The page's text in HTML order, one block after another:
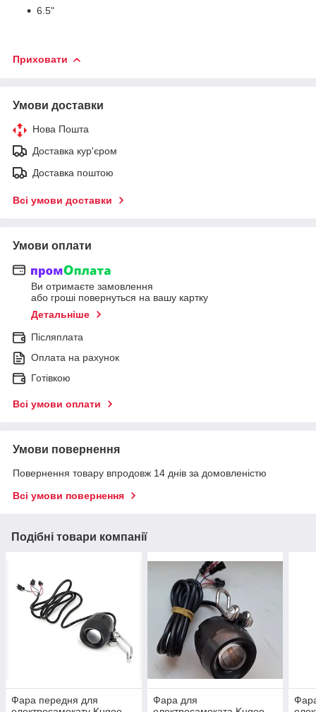
6.5"
Приховати
Умови доставки
Нова Пошта
Доставка кур'єром
Доставка поштою
Всі умови доставки
Умови оплати
Ви отримаєте замовлення
або гроші повернуться на вашу картку
Детальніше
Післяплата
Оплата на рахунок
Готівкою
Всі умови оплати
Умови повернення
Повернення товару впродовж 14 днів за домовленістю
Всі умови повернення
Подібні товари компанії
Фара передня для
Фара для